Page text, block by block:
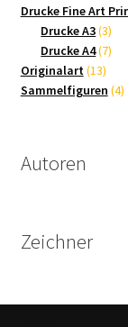
Drucke Fine Art
Drucke A3 33
Drucke A4 77
Originalart 1313
Sammelfiguren 44
Autoren
Zeichner